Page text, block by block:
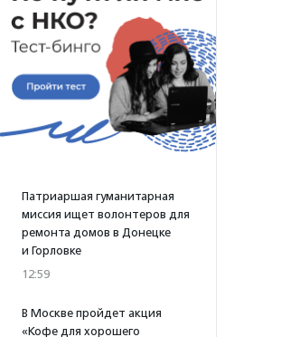
Патриаршая гуманитарная
миссия ищет волонтеров для
ремонта домов в Донецке
и Горловке
12:59
В Москве пройдет акция
«Кофе для хорошего